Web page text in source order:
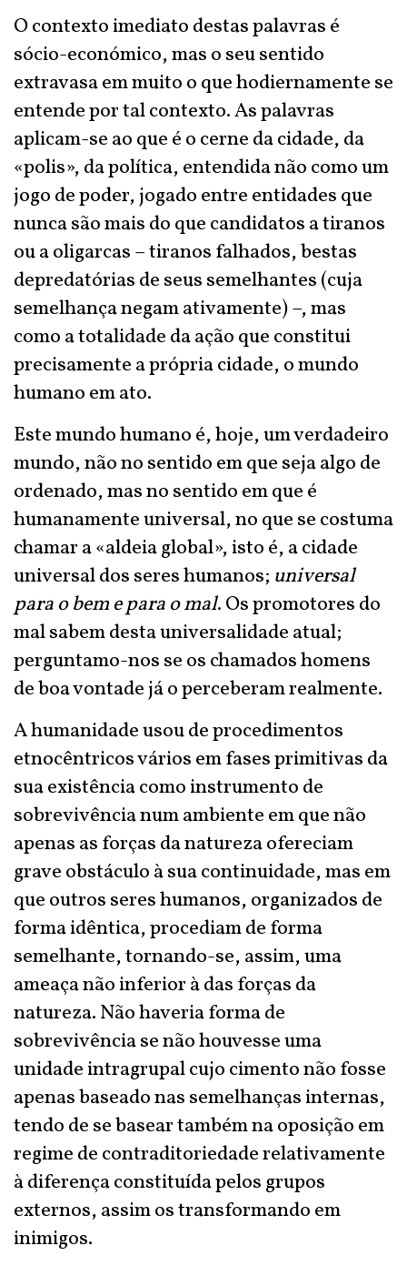
O contexto imediato destas palavras é
sócio-económico, mas o seu sentido
extravasa em muito o que hodiernamente se
entende por tal contexto. As palavras
aplicam-se ao que é o cerne da cidade, da
«polis», da política, entendida não como um
jogo de poder, jogado entre entidades que
nunca são mais do que candidatos a tiranos
ou a oligarcas – tiranos falhados, bestas
depredatórias de seus semelhantes (cuja
semelhança negam ativamente) –, mas
como a totalidade da ação que constitui
precisamente a própria cidade, o mundo
humano em ato.
Este mundo humano é, hoje, um verdadeiro
mundo, não no sentido em que seja algo de
ordenado, mas no sentido em que é
humanamente universal, no que se costuma
chamar a «aldeia global», isto é, a cidade
universal dos seres humanos; universal
para o bem e para o mal. Os promotores do
mal sabem desta universalidade atual;
perguntamo-nos se os chamados homens
de boa vontade já o perceberam realmente.
A humanidade usou de procedimentos
etnocêntricos vários em fases primitivas da
sua existência como instrumento de
sobrevivência num ambiente em que não
apenas as forças da natureza ofereciam
grave obstáculo à sua continuidade, mas em
que outros seres humanos, organizados de
forma idêntica, procediam de forma
semelhante, tornando-se, assim, uma
ameaça não inferior à das forças da
natureza. Não haveria forma de
sobrevivência se não houvesse uma
unidade intragrupal cujo cimento não fosse
apenas baseado nas semelhanças internas,
tendo de se basear também na oposição em
regime de contraditoriedade relativamente
à diferença constituída pelos grupos
externos, assim os transformando em
inimigos.